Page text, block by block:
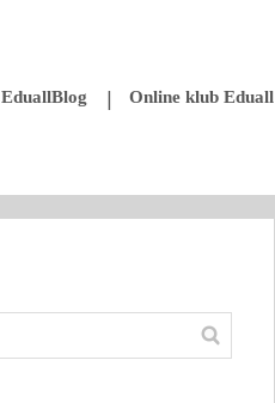
EduallBlog Online klub Eduall